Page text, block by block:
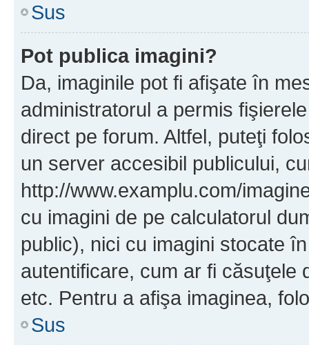
Sus
Pot publica imagini?
Da, imaginile pot fi afişate în
administratorul a permis
direct pe forum. Altfel, puteţi
un server accesibil publicului,
http://www.examplu.com/
cu imagini de pe calculatorul
public), nici cu imagini stocate
autentificare, cum ar fi căsuţele
etc. Pentru a afişa imaginea,
Sus